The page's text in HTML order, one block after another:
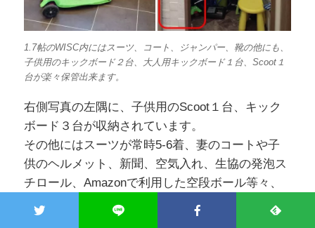
1.7帖のWISC内にはスーツ、コート、ジャンパー、靴の他にも、
子供用のキックボード２台、大人用キックボード１台、Scoot１
台が楽々保管出来ます。
右側写真の左隅に、子供用のScoot１台、キック
ボード３台が収納されています。
その他にはスーツが常時5-6着、妻のコートや子
供のヘルメット、新聞、空気入れ、生協の発泡ス
チロール、Amazonで利用した空段ボール等々、
かなりの収納力があります。